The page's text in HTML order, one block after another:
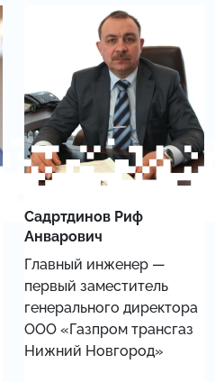
Садртдинов Риф
Анварович
Главный инженер —
первый заместитель
генерального директора
ООО «Газпром трансгаз
Нижний Новгород»